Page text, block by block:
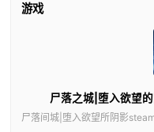
游戏
尸落之城|堕入欲望
尸落间城|堕入欲望所阴影